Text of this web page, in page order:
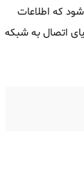
در 212 کشور دنیا را شامل می‌شود که اطلاعات
اتصال به شبکه